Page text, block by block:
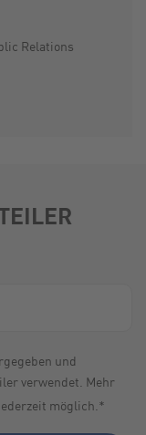
Relations
und
verwendet. Mehr
möglich.*